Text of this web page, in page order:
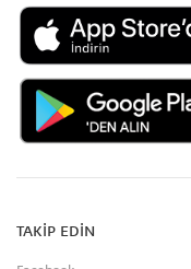
TAKİP EDİN